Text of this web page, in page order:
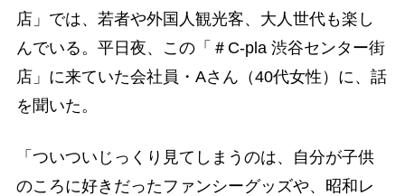
店」では、若者や外国人観光客、大人世代も楽し
んでいる。平日夜、この「＃C-pla 渋谷センター街
店」に来ていた会社員・Aさん（40代女性）に、話
を聞いた。
「ついついじっくり見てしまうのは、自分が子供
のころに好きだったファンシーグッズや、昭和レ